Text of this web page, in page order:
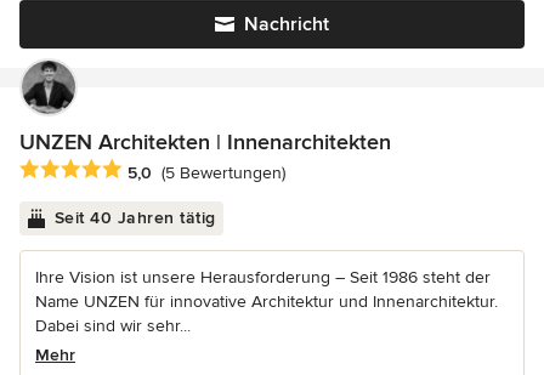
Nachricht
UNZEN Architekten | Innenarchitekten
Durchschnittliche Bewertung: 5 von 5 Sternen
5,0 (5 Bewertungen)
Seit 40 Jahren tätig
Ihre Vision ist unsere Herausforderung – Seit 1986 steht der
Name UNZEN für innovative Architektur und Innenarchitektur.
Dabei sind wir sehr...
Mehr